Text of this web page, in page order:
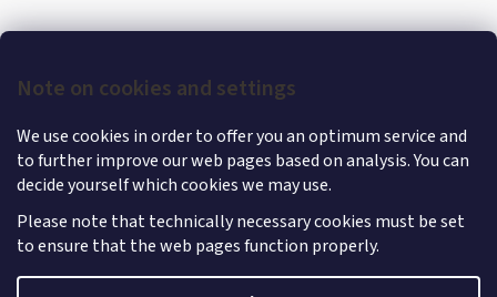
Note on cookies and settings
We use cookies in order to offer you an optimum service and
to further improve our web pages based on analysis. You can
decide yourself which cookies we may use.
Please note that technically necessary cookies must be set
to ensure that the web pages function properly.
e
Shoptet |mime digital